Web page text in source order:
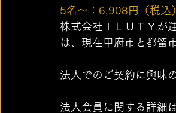
5名〜：6,908円（税込
株式会社ＩＬＵＴＹが
は、現在甲府市と都留
法人でのご契約に興味
法人会員に関する詳細